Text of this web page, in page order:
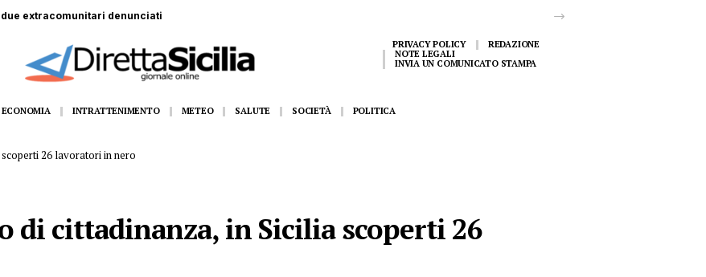
era amico di tutti
PRIVACY POLICY
REDAZIONE
NOTE LEGALI
INVIA UN COMUNICATO STAMPA
ECONOMIA INTRATTENIMENTO METEO SALUTE SOCIETÀ POLITICA
26 lavoratori in nero
di cittadinanza, in Sicilia scoperti 26